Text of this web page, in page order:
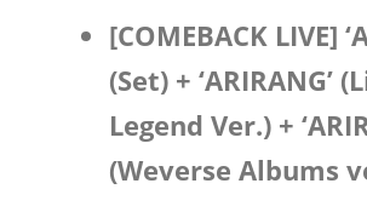
[COMEBACK LIVE]
(Set) + ‘ARIRANG’
Legend Ver.) +
(Weverse Albums